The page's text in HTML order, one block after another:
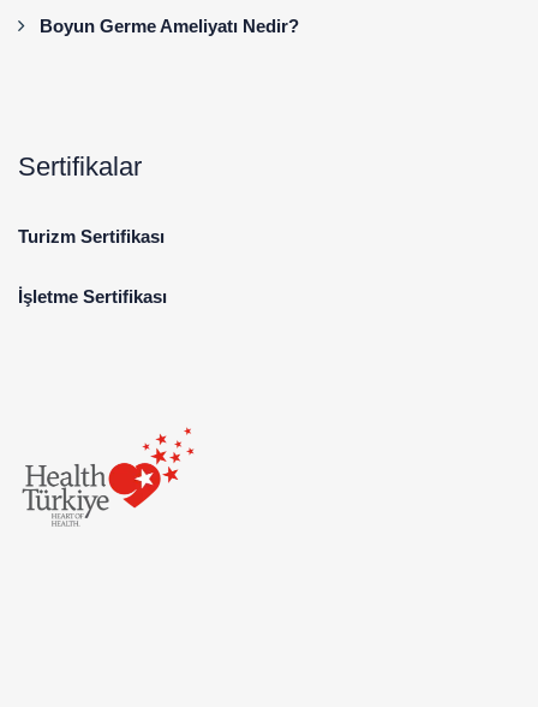
Boyun Germe Ameliyatı Nedir?
Sertifikalar
Turizm Sertifikası
İşletme Sertifikası